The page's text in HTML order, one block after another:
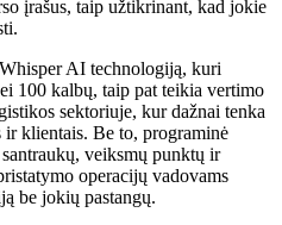
įrašus, taip užtikrinant, kad jokie
AI technologiją, kuri
100 kalbų, taip pat teikia vertimo
sektoriuje, kur dažnai tenka
klientais. Be to, programinė
veiksmų punktų ir
operacijų vadovams
be jokių pastangų.